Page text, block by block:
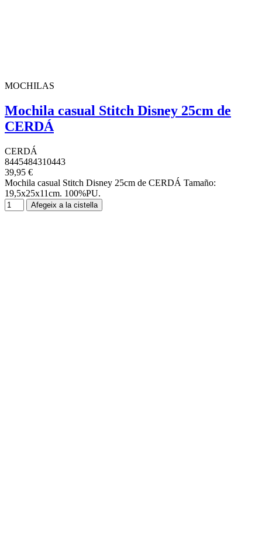
MOCHILAS
Mochila casual Stitch Disney 25cm de
CERDÁ
CERDÁ
8445484310443
39,95 €
Mochila casual Stitch Disney 25cm de CERDÁ Tamaño:
19,5x25x11cm. 100%PU.
Afegeix a la cistella